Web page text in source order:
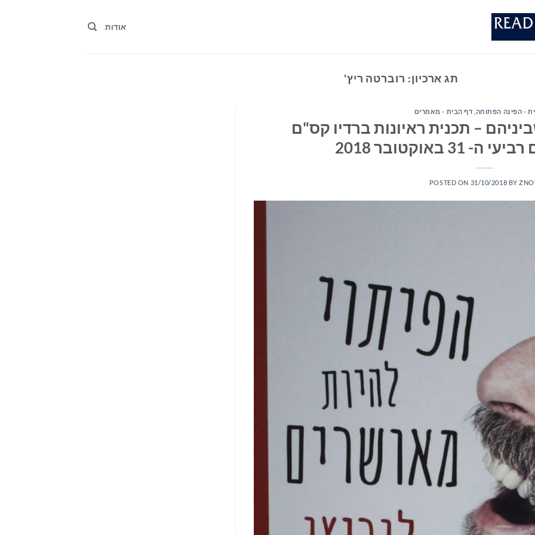
אודות
תג ארכיון: רוברטה ריץ'
- הפינה הפתוחה דף הבית - מאמרים
– תכנית ראיונות ברדיו קס"ם
POSTED ON 31/10/2018 BY